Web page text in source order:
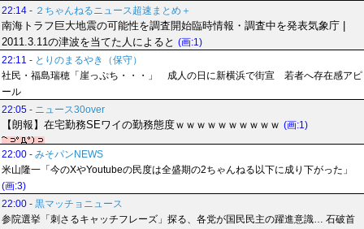
22:14 - ２ちゃんねるニュース超速まとめ＋
南海トラフ巨大地震の可能性を調査開始臨時情報・調査中を発表気象庁 |
2011.3.11の津波を当てた人によると (画:1)
22:11 - とりのまるやき（保守）
社民・福島瑞穂「崖っぷち・・・」 成人の日に新横浜で街宣 若者へ存在感アピ
ール
22:05 - ニュース30over
【朗報】在宅勤務SEワイの勤務態度ｗｗｗｗｗｗｗｗｗｗ (画:1)
22:00 - みそパンNEWS
米山隆一「今のXやYoutubeの民度は全盛期の2ちゃんねる以下に成り下がった」
(画:3)
22:00 - 黒マッチョニュース
参院選挙「刺さるキャッチフレーズ」探る、各党が国民民主の躍進意識… 石破首